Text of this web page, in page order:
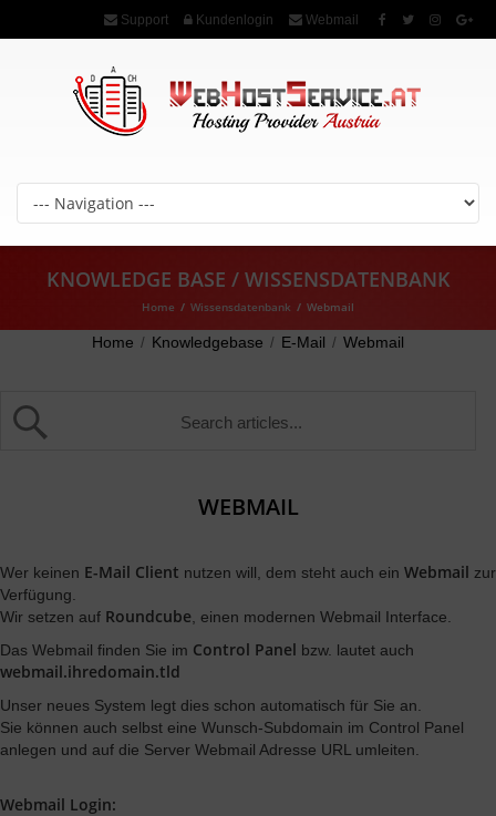
Support Kundenlogin Webmail
KNOWLEDGE BASE / WISSENSDATENBANK
Home / Wissensdatenbank / Webmail
Home / Knowledgebase / E-Mail / Webmail
WEBMAIL
Wer keinen E-Mail Client nutzen will, dem steht auch ein Webmail zur
Verfügung.
Wir setzen auf Roundcube , einen modernen Webmail Interface.
Das Webmail finden Sie im Control Panel bzw. lautet auch
webmail.ihredomain.tld
Unser neues System legt dies schon automatisch für Sie an.
Sie können auch selbst eine Wunsch-Subdomain im Control Panel
anlegen und auf die Server Webmail Adresse URL umleiten.
Webmail Login: